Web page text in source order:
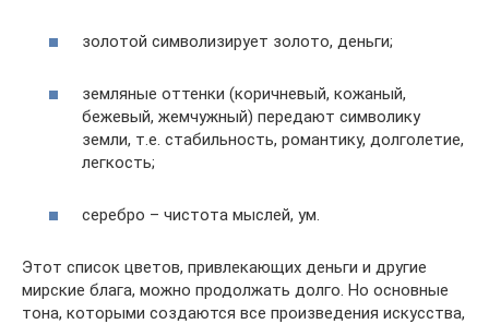
золотой символизирует золото, деньги;
земляные оттенки (коричневый, кожаный,
бежевый, жемчужный) передают символику
земли, т.е. стабильность, романтику, долголетие,
легкость;
серебро – чистота мыслей, ум.
Этот список цветов, привлекающих деньги и другие
мирские блага, можно продолжать долго. Но основные
тона, которыми создаются все произведения искусства,